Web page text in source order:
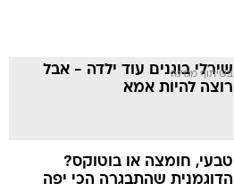
שירלי בוגנים עוד ילדה - אבל
רוצה להיות אמא
בשיתוף מגזינה
טבעי, חומצה או בוטוקס?
הדוגמנית שהתבגרה הכי יפה